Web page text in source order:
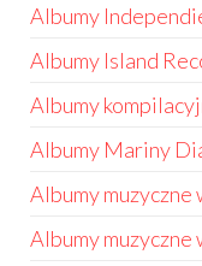
Albumy
Albumy Island
Albumy
Albumy Mariny
Albumy muzyczne
Albumy muzyczne